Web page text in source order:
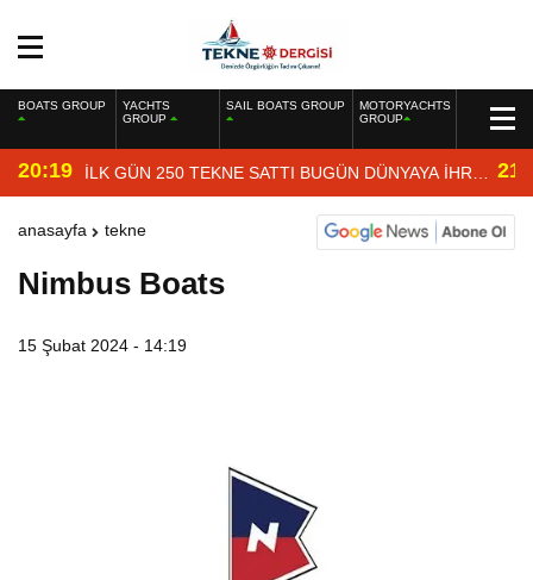
BOATS GROUP
YACHTS
GROUP
SAIL BOATS GROUP
MOTORYACHTS
GROUP
20:19 İLK GÜN 250 TEKNE SATTI BUGÜN DÜNYAYA İHRAÇ
EDİYOR
anasayfa tekne
Nimbus Boats
15 Şubat 2024 - 14:19